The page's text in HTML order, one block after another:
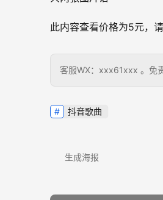
此内容查看价格为5元，
客服WX：xxx61xxx 。免
抖音歌曲
生成海报